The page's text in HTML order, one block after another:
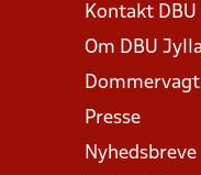
Kontakt
Om DBU
Dommervagt
Presse
Nyhedsbreve